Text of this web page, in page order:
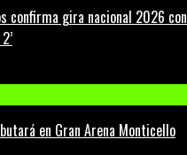
confirma gira nacional 2026 con
en Gran Arena Monticello